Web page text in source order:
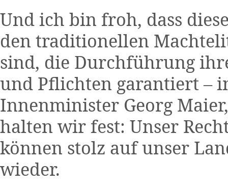
Und ich bin froh, dass
den traditionellen
sind, die Durchführung
und Pflichten garantiert –
Innenminister Georg
halten wir fest: Unser
können stolz auf unser
wieder.